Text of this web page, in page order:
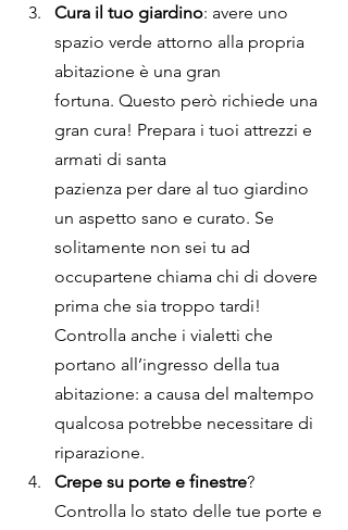
Cura il tuo giardino: avere uno
spazio verde attorno alla propria
abitazione è una gran
fortuna. Questo però richiede una
gran cura! Prepara i tuoi attrezzi e
armati di santa
pazienza per dare al tuo giardino
un aspetto sano e curato. Se
solitamente non sei tu ad
occupartene chiama chi di dovere
prima che sia troppo tardi!
Controlla anche i vialetti che
portano all’ingresso della tua
abitazione: a causa del maltempo
qualcosa potrebbe necessitare di
riparazione.
Crepe su porte e finestre?
Controlla lo stato delle tue porte e